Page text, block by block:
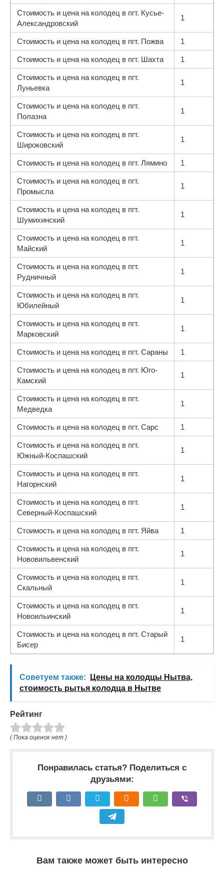
Стоимость и цена на колодец в пгт. Кусье-
Александровский
1
Стоимость и цена на колодец в пгт. Пожва 1
Стоимость и цена на колодец в пгт. Шахта 1
Стоимость и цена на колодец в пгт.
Луньевка
1
Стоимость и цена на колодец в пгт.
Полазна
1
Стоимость и цена на колодец в пгт.
Широковский
1
Стоимость и цена на колодец в пгт. Лямино 1
Стоимость и цена на колодец в пгт.
Промысла
1
Стоимость и цена на колодец в пгт.
Шумихинский
1
Стоимость и цена на колодец в пгт.
Майский
1
Стоимость и цена на колодец в пгт.
Рудничный
1
Стоимость и цена на колодец в пгт.
Юбилейный
1
Стоимость и цена на колодец в пгт.
Марковский
1
Стоимость и цена на колодец в пгт. Сараны 1
Стоимость и цена на колодец в пгт. Юго-
Камский
1
Стоимость и цена на колодец в пгт.
Медведка
1
Стоимость и цена на колодец в пгт. Сарс 1
Стоимость и цена на колодец в пгт.
Южный-Коспашский
1
Стоимость и цена на колодец в пгт.
Нагорнский
1
Стоимость и цена на колодец в пгт.
Северный-Коспашский
1
Стоимость и цена на колодец в пгт. Яйва 1
Стоимость и цена на колодец в пгт.
Нововильвенский
1
Стоимость и цена на колодец в пгт.
Скальный
1
Стоимость и цена на колодец в пгт.
Новоильинский
1
Стоимость и цена на колодец в пгт. Старый
Бисер
1
Советуем также:
Цены на колодцы Нытва,
стоимость рытья колодца в Нытве
Рейтинг
( Пока оценок нет )
Понравилась статья? Поделиться с
друзьями:
Вам также может быть интересно